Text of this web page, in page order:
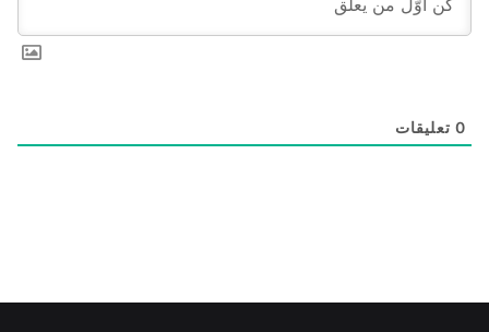
0 تعليقات